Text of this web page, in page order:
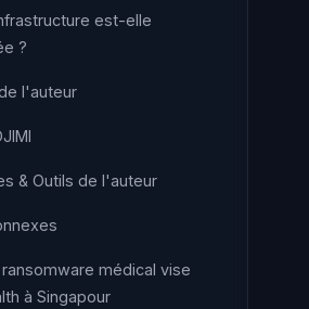
est-elle
?
l'auteur
& Outils de l'auteur
médical vise
à Singapour